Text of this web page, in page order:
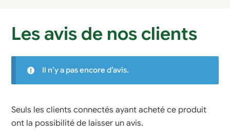
Les avis de nos clients
Il n’y a pas encore d’avis.
Seuls les clients connectés ayant acheté ce produit
ont la possibilité de laisser un avis.